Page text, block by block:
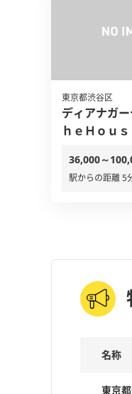
東京都渋谷区
ディアナガ
ｈｅＨｏｕｓ
36,000～
駅からの距離 5
名称
東京